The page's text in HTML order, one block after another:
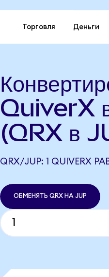
Торговля Деньги
QuiverX
(QRX в
QRX/JUP: 1 QUIVERX
ОБМЕНЯТЬ QRX НА JUP